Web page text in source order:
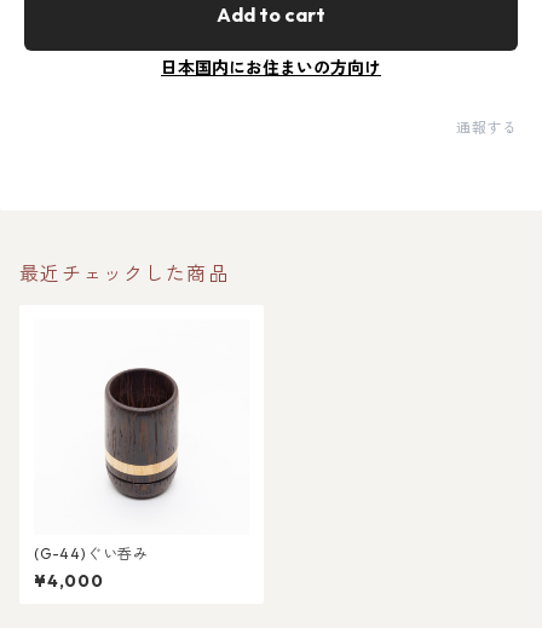
Add to cart
日本国内にお住まいの方向け
通報する
最近チェックした商品
(G-44)ぐい呑み
¥4,000